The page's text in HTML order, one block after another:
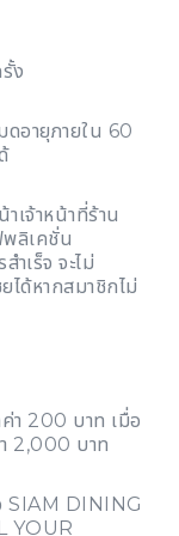
ง
ดอายุภายใน 60
เจ้าหน้าที่ร้าน
พลิเคชั่น
เร็จ จะไม่
ได้หากสมาชิกไม่
200 บาท เมื่อ
2,000 บาท
SIAM DINING
YOUR